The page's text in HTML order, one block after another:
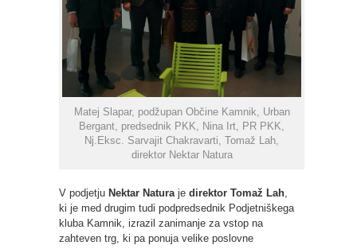
Matej Slapar, podžupan Občine Kamnik, Urban
Bergant, predsednik PKK, Nina Irt, PR PKK,
Nj.Eksc. Sarvajit Chakravarti, Tomaž Lah,
direktor Nektar Natura
V podjetju Nektar Natura je direktor Tomaž Lah
ki je med drugim tudi podpredsednik Podjetniškega
kluba Kamnik, izrazil zanimanje za vstop na
zahteven trg, ki pa ponuja velike poslovne